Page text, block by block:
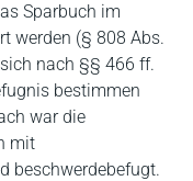
Sparbuch im
werden (§ 808 Abs.
nach §§ 466 ff.
bestimmen
war die
mit
beschwerdebefugt.